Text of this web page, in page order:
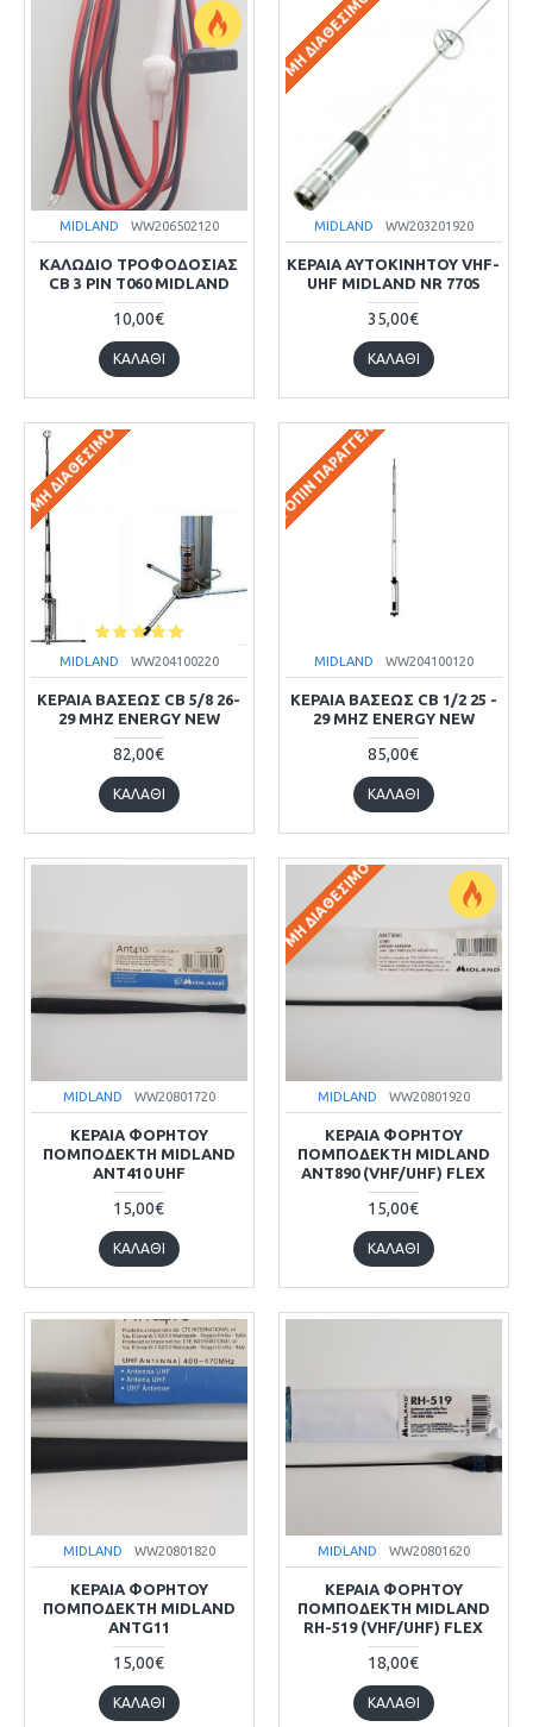
MIDLAND WW206502120
ΚΑΛΩΔΙΟ ΤΡΟΦΟΔΟΣΙΑΣ
CB 3 PIN T060 MIDLAND
10,00€
ΚΑΛΆΘΙ
ΜΗ ΔΙΑΘΈΣΙΜΟ
MIDLAND WW203201920
ΚΕΡΑΙΑ ΑΥΤΟΚΙΝΗΤΟΥ VHF-
UHF MIDLAND NR 770S
35,00€
ΚΑΛΆΘΙ
ΜΗ ΔΙΑΘΈΣΙΜΟ
MIDLAND WW204100220
ΚΕΡΑΙΑ ΒΑΣΕΩΣ CB 5/8 26-
29 MHZ ENERGY NEW
82,00€
ΚΑΛΆΘΙ
ΚΑΤΌΠΙΝ ΠΑΡΑΓΓΕΛΊΑΣ
MIDLAND WW204100120
ΚΕΡΑΙΑ ΒΑΣΕΩΣ CB 1/2 25 -
29 MHZ ENERGY NEW
85,00€
ΚΑΛΆΘΙ
MIDLAND WW20801720
ΚΕΡΑΙΑ ΦΟΡΗΤΟΥ
ΠΟΜΠΟΔΕΚΤΗ MIDLAND
ANT410 UHF
15,00€
ΚΑΛΆΘΙ
ΜΗ ΔΙΑΘΈΣΙΜΟ
MIDLAND WW20801920
ΚΕΡΑΙΑ ΦΟΡΗΤΟΥ
ΠΟΜΠΟΔΕΚΤΗ MIDLAND
ANT890 (VHF/UHF) FLEX
15,00€
ΚΑΛΆΘΙ
MIDLAND WW20801820
ΚΕΡΑΙΑ ΦΟΡΗΤΟΥ
ΠΟΜΠΟΔΕΚΤΗ MIDLAND
ANTG11
15,00€
ΚΑΛΆΘΙ
MIDLAND WW20801620
ΚΕΡΑΙΑ ΦΟΡΗΤΟΥ
ΠΟΜΠΟΔΕΚΤΗ MIDLAND
RH-519 (VHF/UHF) FLEX
18,00€
ΚΑΛΆΘΙ